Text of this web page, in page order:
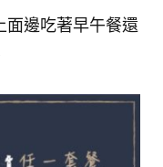
面邊吃著早午餐還